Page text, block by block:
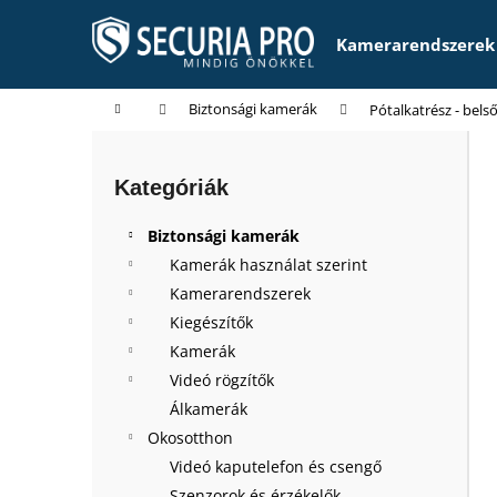
Kamerarendszerek
KezdőlapBiztonsági kamerák Pótalkatrész -
Kategóriák
átugrása
Kategóriák
Biztonsági kamerák
Kamerák használat szerint
Kamerarendszerek
Kiegészítők
Kamerák
Videó rögzítők
Álkamerák
Okosotthon
Videó kaputelefon és csengő
Vissza
a boltba
Vissza
a boltba